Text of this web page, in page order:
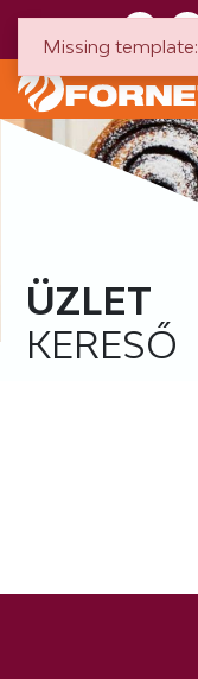
ÜZLET
KERESŐ
Missing